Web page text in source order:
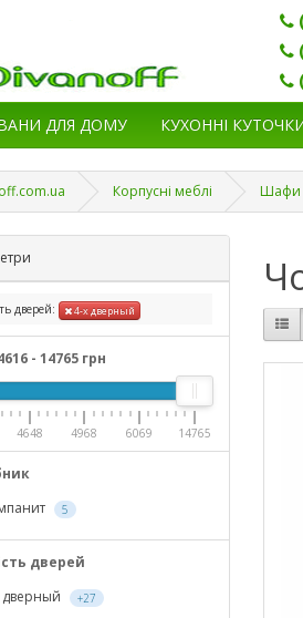
ДЛЯ ДОМУ КУХОННІ
Корпусні меблі Шафи
дверей: 4-х дверный
- 14765 грн
4648 4968 6069 14765
5
дверей
дверный
+27